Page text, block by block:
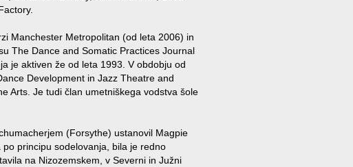
Manchester Metropolitan (od leta 2006) in
The Dance and Somatic Practices Journal
je aktiven že od leta 1993. V obdobju od
Development in Jazz Theatre and
Arts. Je tudi član umetniškega vodstva šole
(Forsythe) ustanovil Magpie
principu sodelovanja, bila je redno
na Nizozemskem, v Severni in Južni